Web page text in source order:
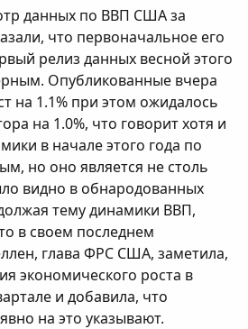
данных по ВВП США за
что первоначальное его
релиз данных весной этого
Опубликованные вчера
на 1.1% при этом ожидалось
на 1.0%, что говорит хотя и
в начале этого года по
но оно является не столь
видно в обнародованных
тему динамики ВВП,
в своем последнем
глава ФРС США, заметила,
экономического роста в
и добавила, что
на это указывают.